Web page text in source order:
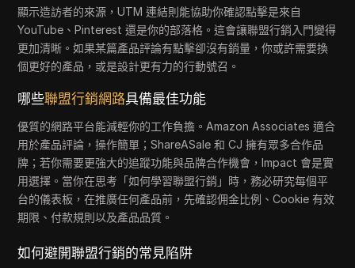
顯示造訪者的來源，UTM 連結則能協助你確認點擊是來自
YouTube、Pinterest 還是你的部落格。這會讓聯盟行銷入門變得
更加清晰。如果某篇產品評論有點擊卻沒有銷量，你或許需要換
個更好的產品，或是設計更有力的行動號召。
哪些聯盟行銷網路具備最佳功能
優質的網路平台能減輕你的工作負擔。Amazon Associates 適合
用於產品評論，操作簡單；ShareASale 和 CJ 擁有眾多合作品
牌；若你需要更強大的追蹤功能與品牌合作機會，Impact 會是實
用選擇。當你在思考「如何學習聯盟行銷」時，務必研究每個平
台的儀表板，在推廣任何產品前，先確認佣金比例、Cookie 有效
期限、付款規則以及產品品質。
如何避開聯盟行銷的常見陷阱